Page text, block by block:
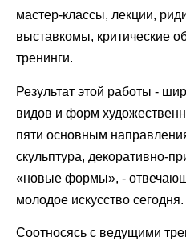
мастер-классы, лекции,
выставкомы, критические
тренинги.
Результат этой работы -
видов и форм
пяти основным
скульптура, декоративно-
«новые формы», -
молодое искусство сегодня.
Соотносясь с ведущими